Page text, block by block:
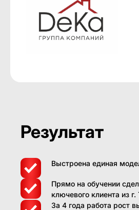
Результат
Выстроена единая
Прямо на обучении
ключевого клиента из
За 4 года работа рост